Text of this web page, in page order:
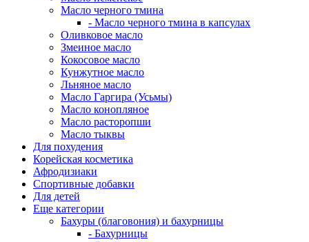
Масло черного тмина
- Масло черного тмина в капсулах
Оливковое масло
Змеиное масло
Кокосовое масло
Кунжутное масло
Льняное масло
Масло Гаргира (Усьмы)
Масло конопляное
Масло расторопши
Масло тыквы
Для похудения
Корейская косметика
Афродизиаки
Спортивные добавки
Для детей
Еще категории
Бахуры (благовония) и бахурницы
- Бахурницы